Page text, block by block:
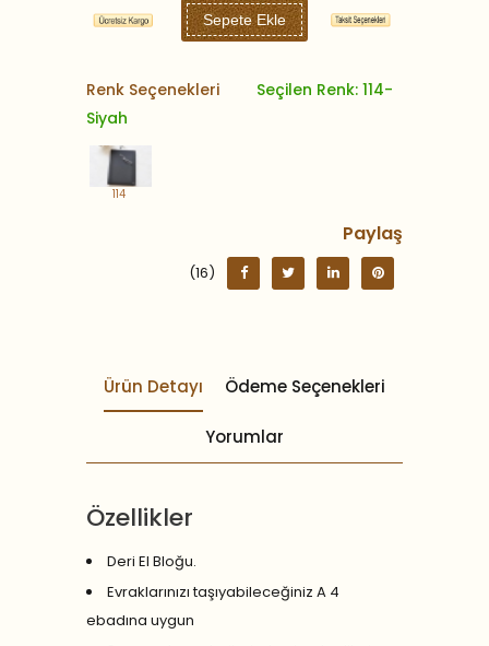
Sepete Ekle
Renk Seçenekleri
Seçilen Renk: 114-
Siyah
114
Paylaş
(16)
Ürün Detayı Ödeme Seçenekleri
Yorumlar
Özellikler
Deri El Bloğu.
Evraklarınızı taşıyabileceğiniz A 4
ebadına uygun